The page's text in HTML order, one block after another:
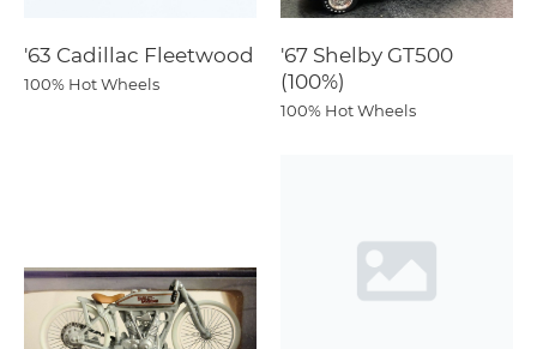
'63 Cadillac Fleetwood
100% Hot Wheels
'67 Shelby GT500
(100%)
100% Hot Wheels